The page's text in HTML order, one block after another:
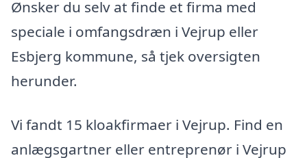
Ønsker du selv at finde et firma med
speciale i omfangsdræn i Vejrup eller
Esbjerg kommune, så tjek oversigten
herunder.
Vi fandt 15 kloakfirmaer i Vejrup. Find en
anlægsgartner eller entreprenør i Vejrup